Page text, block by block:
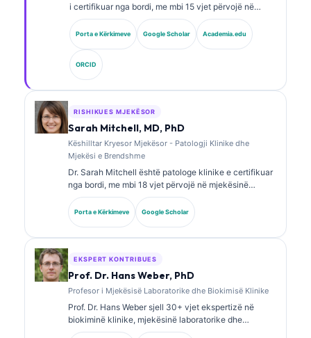
i certifikuar nga bordi, me mbi 15 vjet përvojë në
mjekësinë laboratorike dhe analizë klinike të asistuar
nga AI. Si Shef Mjekësor në Kantesti AI, ai ofron
mbikëqyrje klinike për saktësinë mjekësore të rrjetit
nervor pronësor. Dr. Klein ka publikuar gjerësisht mbi
interpretimin e biomarkerëve dhe diagnostikimin
laboratorik në fusha të mjekësisë laboratorike.
Porta e Kërkimeve Google Scholar Academia.edu
ORCID
RISHIKUES MJEKËSOR
Sarah Mitchell, MD, PhD
Këshilltar Kryesor Mjekësor - Patologji Klinike dhe
Mjekësi e Brendshme
Dr. Sarah Mitchell është patologe klinike e certifikuar
nga bordi, me mbi 18 vjet përvojë në mjekësinë
laboratorike dhe analizën diagnostike. Ajo mban
certifikime të specializuara në kimi klinike dhe ka
publikuar gjerësisht mbi panelet e biomarkerëve dhe
Porta e Kërkimeve Google Scholar
EKSPERT KONTRIBUES
Prof. Dr. Hans Weber, PhD
Profesor i Mjekësisë Laboratorike dhe Biokimisë Klinike
Prof. Dr. Hans Weber sjell 30+ vjet ekspertizë në
biokiminë klinike, mjekësinë laboratorike dhe
kërkimin mbi biomarkerët. Ish President i Shoqatës